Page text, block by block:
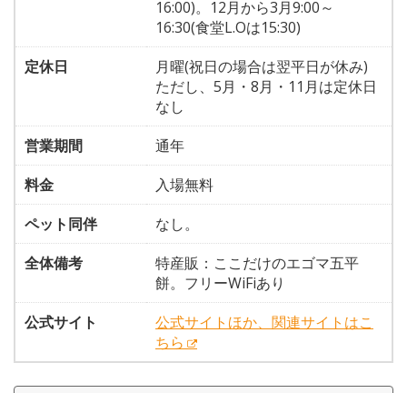
16:00)。12月から3月9:00～
16:30(食堂L.Oは15:30)
定休日
月曜(祝日の場合は翌平日が休み)
ただし、5月・8月・11月は定休日
なし
営業期間
通年
料金
入場無料
ペット同伴
なし。
全体備考
特産販：ここだけのエゴマ五平
餅。フリーWiFiあり
公式サイト
公式サイトほか、関連サイトはこ
ちら